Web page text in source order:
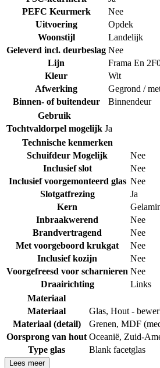
PEFC Keurmerk
Nee
Uitvoering
Opdek
Woonstijl
Landelijk
Geleverd incl. deurbeslag Nee
Lijn
Frama En
Kleur
Wit
Afwerking
Gegrond /
Binnen- of buitendeur
Binnendeur
Gebruik
Tochtvaldorpel mogelijk Ja
Technische kenmerken
Schuifdeur Mogelijk
Nee
Inclusief slot
Nee
Inclusief voorgemonteerd glas Nee
Slotgatfrezing
Ja
Kern
Inbraakwerend
Nee
Brandvertragend
Nee
Met voorgeboord krukgat
Nee
Inclusief kozijn
Nee
Voorgefreesd voor scharnieren Nee
Draairichting
Links
Materiaal
Materiaal
Glas, Hout -
Materiaal (detail)
Grenen, MDF
Oorsprong van hout Oceanië, Zuid-
Type glas
Blank facetglas
Lees meer